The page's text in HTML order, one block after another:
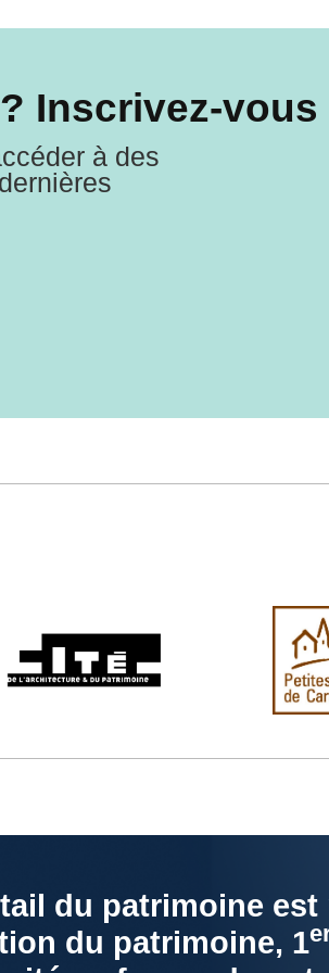
Inscrivez-vous
à des
du patrimoine
du patrimoine, 1